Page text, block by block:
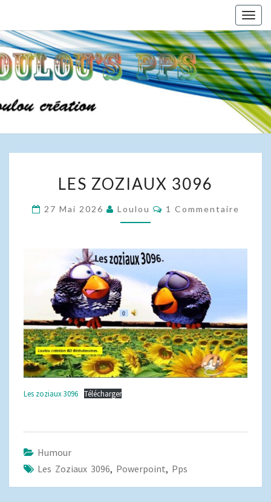
content
ZOZIAUX
LES ZOZIAUX 3096
27 Mai 2026 Loulou Commentaires
1 Commentaire
Les zoziaux 3096 Télécharger
Humour
Les Zoziaux 3096, Powerpoint, Pps